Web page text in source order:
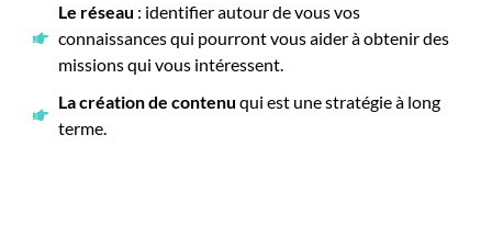
Le réseau : identifier autour de vous vos
connaissances qui pourront vous aider à obtenir des
missions qui vous intéressent.
La création de contenu qui est une stratégie à long
terme.